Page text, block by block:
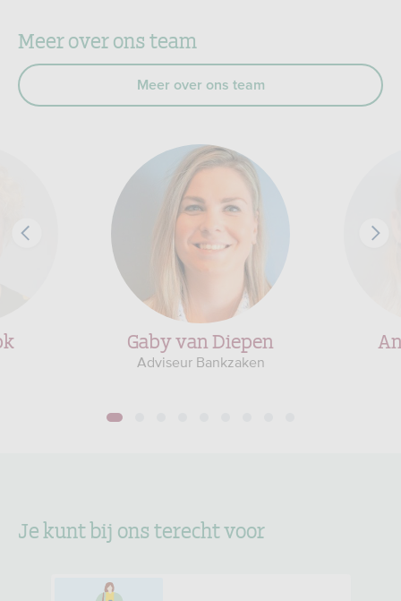
Meer over ons team
Meer over ons team
Gaby van Diepen
Adviseur Bankzaken
1
Je kunt bij ons terecht voor